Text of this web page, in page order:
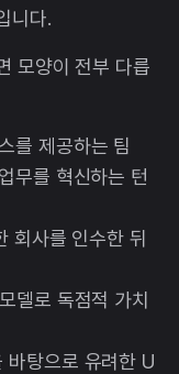
니다.
모양이 전부 다릅
를 제공하는 팀
무를 혁신하는 턴
회사를 인수한 뒤
델로 독점적 가치
바탕으로 유려한 U